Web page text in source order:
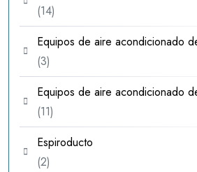
1414
productos
Equipos de aire acondicionado
33
productos
Equipos de aire acondicionado
1111
productos
Espiroducto
22